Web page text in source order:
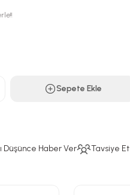
Sepete Ekle
Düşünce Haber Ver Tavsiye Et